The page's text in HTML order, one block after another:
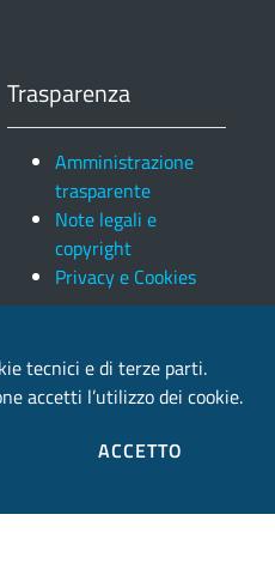
Trasparenza
Amministrazione
trasparente
Note legali e
copyright
Privacy e Cookies
tecnici e di terze parti.
accetti l’utilizzo dei cookie.
ACCETTO